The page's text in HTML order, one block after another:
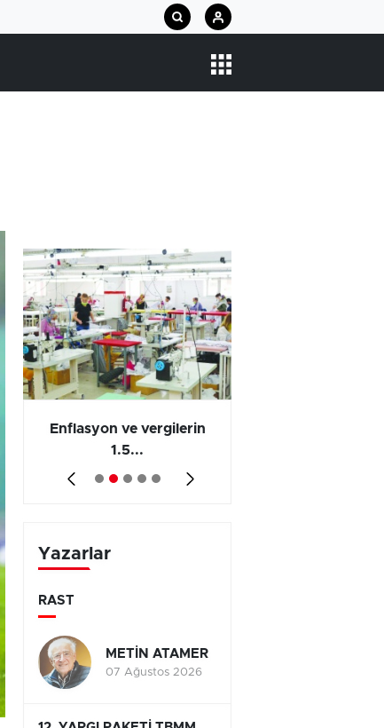
Enflasyon ve vergilerin
1.5...
Yazarlar
RAST
METİN ATAMER
07 Ağustos 2026